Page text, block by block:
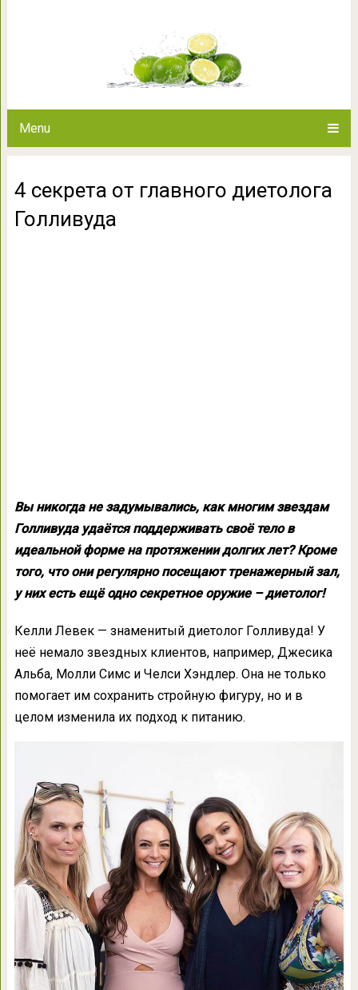
Menu
4 секрета от главного диетолога
Голливуда
Вы никогда не задумывались, как многим звездам
Голливуда удаётся поддерживать своё тело в
идеальной форме на протяжении долгих лет? Кроме
того, что они регулярно посещают тренажерный зал,
у них есть ещё одно секретное оружие – диетолог!
Келли Левек — знаменитый диетолог Голливуда! У
неё немало звездных клиентов, например, Джесика
Альба, Молли Симс и Челси Хэндлер. Она не только
помогает им сохранить стройную фигуру, но и в
целом изменила их подход к питанию.